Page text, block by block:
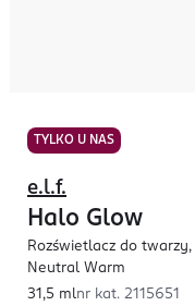
TYLKO U NAS
e.l.f.
Halo Glow
Rozświetlacz do
Neutral Warm
31,5 mlnr kat. 2115651